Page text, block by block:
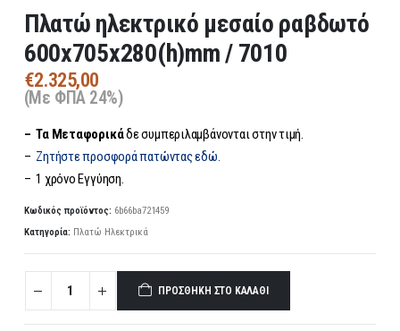
Πλατώ ηλεκτρικό μεσαίο ραβδωτό
600x705x280(h)mm / 7010
€2.325,00
(Με ΦΠΑ 24%)
– Τα Μεταφορικάδε συμπεριλαμβάνονται στην τιμή.
– Ζητήστε προσφορά πατώντας εδώ.
– 1 χρόνο Εγγύηση.
Κωδικός προϊόντος: 6b66ba721459
Κατηγορία: Πλατώ Ηλεκτρικά
ΠΡΟΣΘΉΚΗ ΣΤΟ ΚΑΛΆΘΙ